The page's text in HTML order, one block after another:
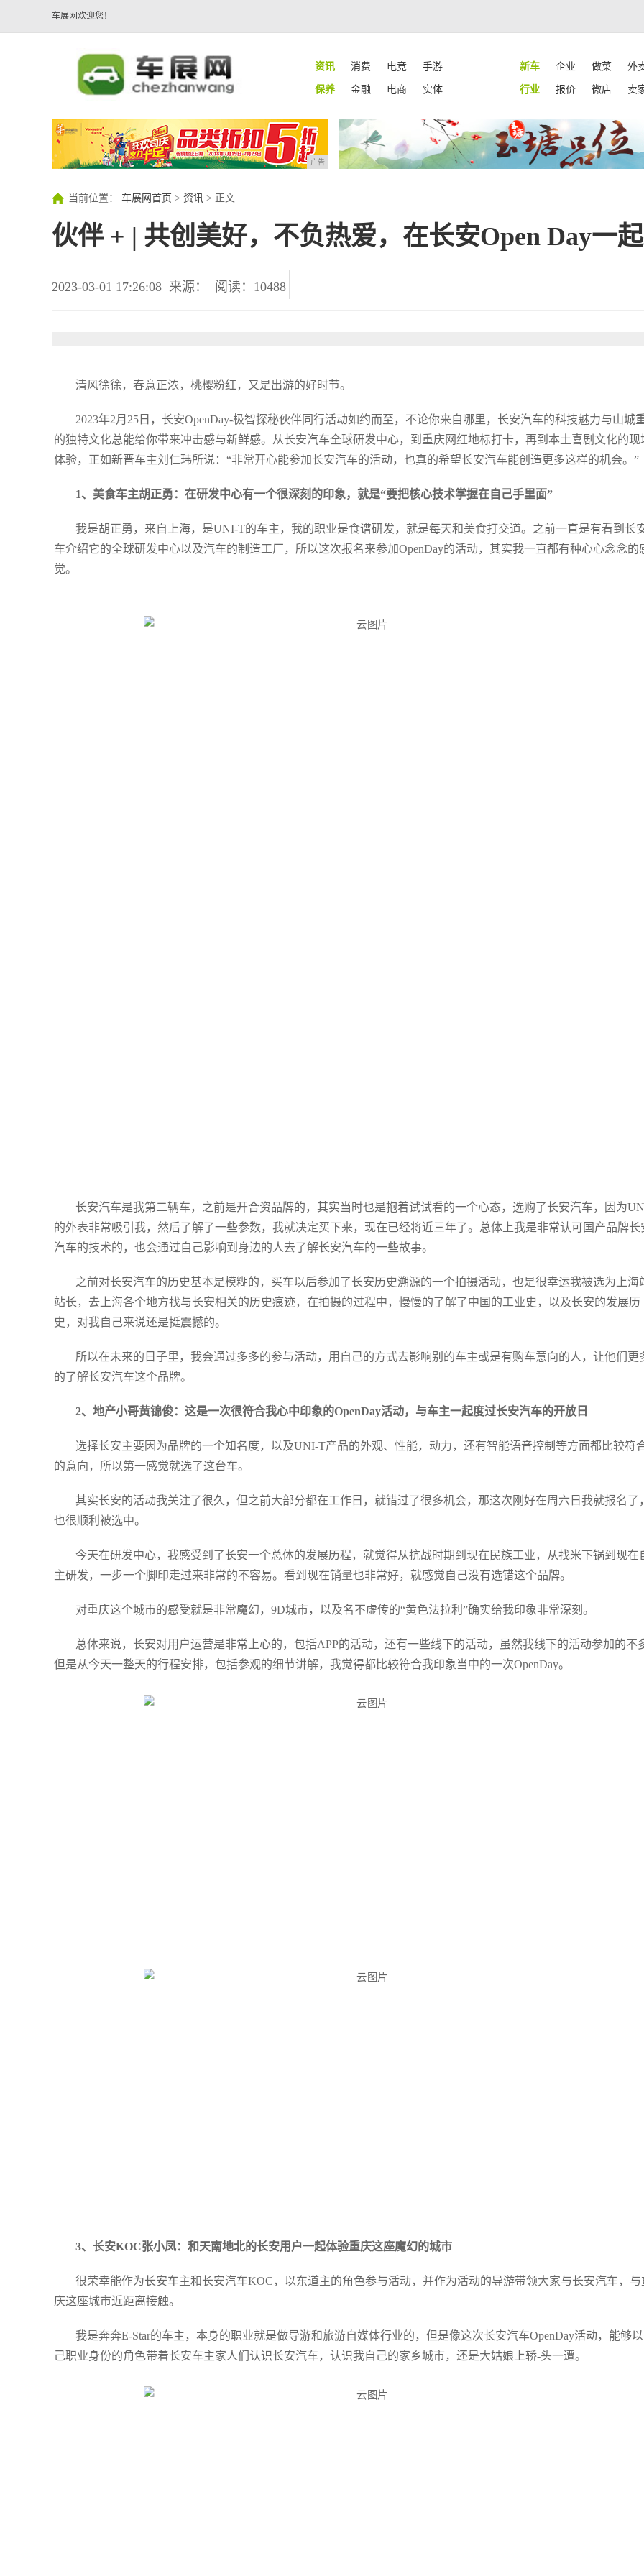
车展网欢迎您！
资讯 消费 电竞 手游 新车 企业 做菜
外
保养
金融 电商 实体 行业 报价 微店 卖
广告
当前位置： 车展网首页 > 资讯 > 正文
伙伴 + | 共创美好，不负热爱，在长安Open Day一
2023-03-01 17:26:08 来源： 阅读：10488
清风徐徐，春意正浓，桃樱粉红，又是出游的好时节。
2023年2月25日，长安OpenDay-极智探秘伙伴同行活动如约而至，不论你来自哪里，长安汽车的科技魅力与山城
的独特文化总能给你带来冲击感与新鲜感。从长安汽车全球研发中心，到重庆网红地标打卡，再到本土喜剧文化的现
体验，正如新晋车主刘仁玮所说：“非常开心能参加长安汽车的活动，也真的希望长安汽车能创造更多这样的机会。”
1、美食车主胡正勇：在研发中心有一个很深刻的印象，就是“要把核心技术掌握在自己手里面”
我是胡正勇，来自上海，是UNI-T的车主，我的职业是食谱研发，就是每天和美食打交道。之前一直是有看到长
车介绍它的全球研发中心以及汽车的制造工厂，所以这次报名来参加OpenDay的活动，其实我一直都有种心心念念的
觉。
长安汽车是我第二辆车，之前是开合资品牌的，其实当时也是抱着试试看的一个心态，选购了长安汽车，因为
的外表非常吸引我，然后了解了一些参数，我就决定买下来，现在已经将近三年了。总体上我是非常认可国产品牌长
汽车的技术的，也会通过自己影响到身边的人去了解长安汽车的一些故事。
之前对长安汽车的历史基本是模糊的，买车以后参加了长安历史溯源的一个拍摄活动，也是很幸运我被选为上海
站长，去上海各个地方找与长安相关的历史痕迹，在拍摄的过程中，慢慢的了解了中国的工业史，以及长安的发展历
史，对我自己来说还是挺震撼的。
所以在未来的日子里，我会通过多多的参与活动，用自己的方式去影响别的车主或是有购车意向的人，让他们更
的了解长安汽车这个品牌。
2、地产小哥黄锦俊：这是一次很符合我心中印象的OpenDay活动，与车主一起度过长安汽车的开放日
选择长安主要因为品牌的一个知名度，以及UNI-T产品的外观、性能，动力，还有智能语音控制等方面都比较符
的意向，所以第一感觉就选了这台车。
其实长安的活动我关注了很久，但之前大部分都在工作日，就错过了很多机会，那这次刚好在周六日我就报名了
也很顺利被选中。
今天在研发中心，我感受到了长安一个总体的发展历程，就觉得从抗战时期到现在民族工业，从找米下锅到现在
主研发，一步一个脚印走过来非常的不容易。看到现在销量也非常好，就感觉自己没有选错这个品牌。
对重庆这个城市的感受就是非常魔幻，9D城市，以及名不虚传的“黄色法拉利”确实给我印象非常深刻。
总体来说，长安对用户运营是非常上心的，包括APP的活动，还有一些线下的活动，虽然我线下的活动参加的不
但是从今天一整天的行程安排，包括参观的细节讲解，我觉得都比较符合我印象当中的一次OpenDay。
3、长安KOC张小凤：和天南地北的长安用户一起体验重庆这座魔幻的城市
很荣幸能作为长安车主和长安汽车KOC，以东道主的角色参与活动，并作为活动的导游带领大家与长安汽车，与
庆这座城市近距离接触。
我是奔奔E-Star的车主，本身的职业就是做导游和旅游自媒体行业的，但是像这次长安汽车OpenDay活动，能够
己职业身份的角色带着长安车主家人们认识长安汽车，认识我自己的家乡城市，还是大姑娘上轿-头一遭。